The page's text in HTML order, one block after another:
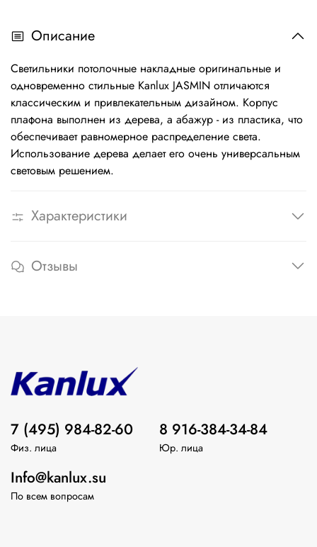
Описание
Светильники потолочные накладные оригинальные и
одновременно стильные Kanlux JASMIN отличаются
классическим и привлекательным дизайном. Корпус
плафона выполнен из дерева, а абажур - из пластика, что
обеспечивает равномерное распределение света.
Использование дерева делает его очень универсальным
световым решением.
Характеристики
Отзывы
7 (495) 984-82-60
Физ. лица
8 916-384-34-84
Юр. лица
Info@kanlux.su
По всем вопросам